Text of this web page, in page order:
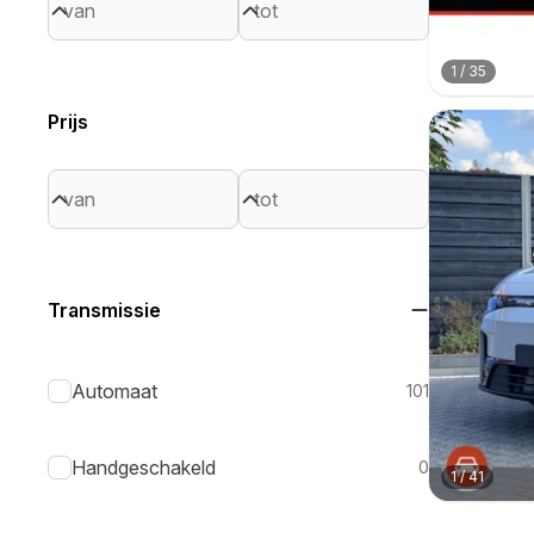
Prijs
Transmissie
Automaat 101
Handgeschakeld 0
1 / 35
1/41